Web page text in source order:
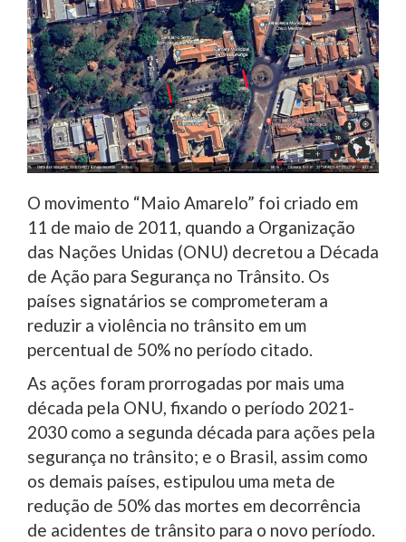
O movimento “Maio Amarelo” foi criado em
11 de maio de 2011, quando a Organização
das Nações Unidas (ONU) decretou a Década
de Ação para Segurança no Trânsito. Os
países signatários se comprometeram a
reduzir a violência no trânsito em um
percentual de 50% no período citado.
As ações foram prorrogadas por mais uma
década pela ONU, fixando o período 2021-
2030 como a segunda década para ações pela
segurança no trânsito; e o Brasil, assim como
os demais países, estipulou uma meta de
redução de 50% das mortes em decorrência
de acidentes de trânsito para o novo período.